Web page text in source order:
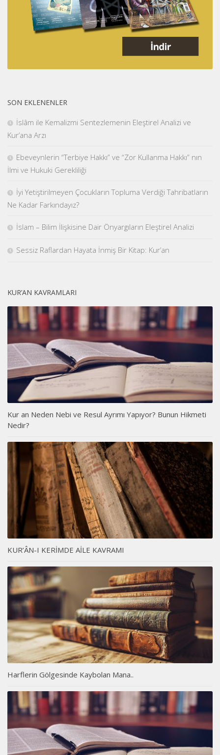
SON EKLENENLER
İslâm ile Kemalizmi Sentezlemenin Eleştirel Analizi ve
Kur’ana Arzı
Ebeveynlerin “Terbiye Hakkı” ve “Zor Kullanma Hakkı” nın
İlmi ve Hukuki Gerekliliği
İyi Yetiştirilmeyen Çocukların Topluma Verdiği Tahribatların
Ne Kadar Farkındayız?
İslam – Bilim İlişkisine Dair Önyargıların Eleştirel Analizi
Sessiz Raflardan Hayata İnmiş Bir Kitap: Kur’an
KUR’AN KAVRAMLARI
Kur an Neden Nebi ve Resul Ayrımı Yapıyor? Bunun Hikmeti
Nedir?
KUR’ÂN-I KERİMDE AİLE KAVRAMI
Harflerin Gölgesinde Kaybolan Mana..